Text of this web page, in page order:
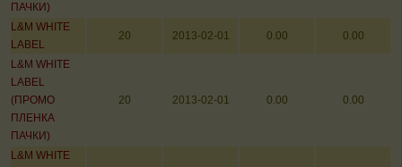
ПАЧКИ)
L&M WHITE
LABEL
20 2013-02-01 0.00 0.00
L&M WHITE
LABEL
(ПРОМО
ПЛЕНКА
ПАЧКИ)
20 2013-02-01 0.00 0.00
L&M WHITE